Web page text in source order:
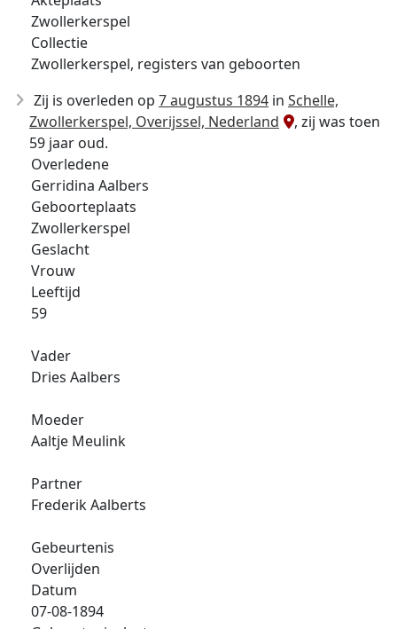
Zwollerkerspel
Collectie
Zwollerkerspel, registers van geboorten
Zij is overleden op 7 augustus 1894 in Schelle,
Zwollerkerspel, Overijssel, Nederland
, zij was toen
59 jaar oud.
Overledene
Gerridina Aalbers
Geboorteplaats
Zwollerkerspel
Geslacht
Vrouw
Leeftijd
59
Vader
Dries Aalbers
Moeder
Aaltje Meulink
Partner
Frederik Aalberts
Gebeurtenis
Overlijden
Datum
07-08-1894